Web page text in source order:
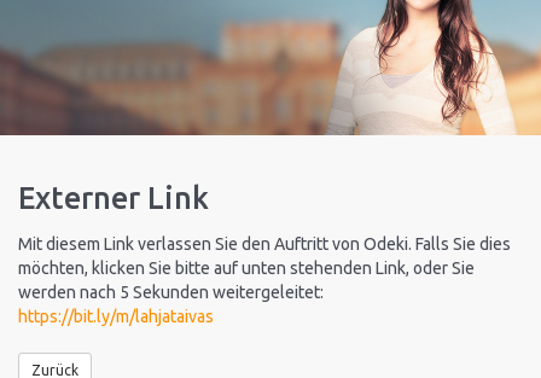
Externer Link
Mit diesem Link verlassen Sie den Auftritt von Odeki. Falls Sie dies
möchten, klicken Sie bitte auf unten stehenden Link, oder Sie
werden nach 5 Sekunden weitergeleitet:
https://bit.ly/m/lahjataivas
Zurück